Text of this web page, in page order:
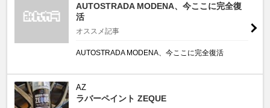
AUTOSTRADA MODENA、今ここに完全復
活
オススメ記事
AUTOSTRADA MODENA、今ここに完全復活
AZ
ラバーペイント ZEQUE